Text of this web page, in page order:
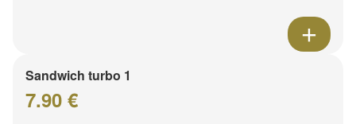
Sandwich turbo 1
7.90 €